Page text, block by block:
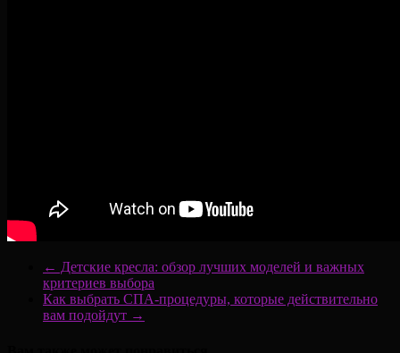
← Детские кресла: обзор лучших моделей и важных
критериев выбора
Как выбрать СПА-процедуры, которые действительно
вам подойдут →